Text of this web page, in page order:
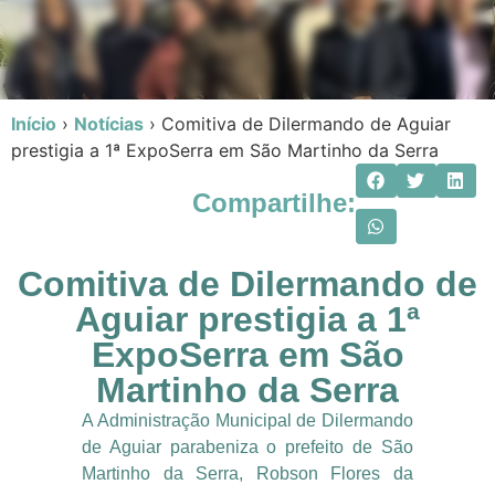
Início › Notícias › Comitiva de Dilermando de Aguiar
prestigia a 1ª ExpoSerra em São Martinho da Serra
Compartilhe:
Comitiva de Dilermando de
Aguiar prestigia a 1ª
ExpoSerra em São
Martinho da Serra
A Administração Municipal de Dilermando
de Aguiar parabeniza o prefeito de São
Martinho da Serra, Robson Flores da